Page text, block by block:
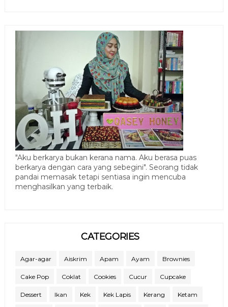
"Aku berkarya bukan kerana nama. Aku berasa puas
berkarya dengan cara yang sebegini". Seorang tidak
pandai memasak tetapi sentiasa ingin mencuba
menghasilkan yang terbaik.
CATEGORIES
Agar-agar Aiskrim Apam Ayam Brownies
Cake Pop Coklat Cookies Cucur Cupcake
Dessert Ikan Kek Kek Lapis Kerang Ketam